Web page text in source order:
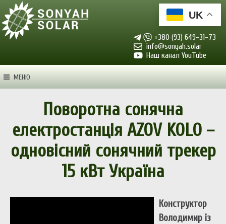
+380 (93) 649-31-73
info@sonyah.solar
Наш канал YouTube
МЕНЮ
Поворотна сонячна
електростанція AZOV KOLO –
одновісний сонячний трекер
15 кВт Україна
Конструктор
Володимир із
UK